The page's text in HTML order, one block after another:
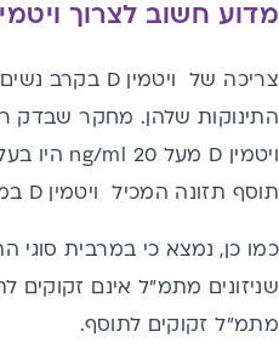
מדוע חשוב לצרוך
תוסף תזונה המכיל ויטמין D במהלך ההיריון, ומצא שהיתה לילדים אלו צפיפות עצם גבוהה.
כמו כן, נמצא כי במרבית
מתמ"ל זקוקים לתוסף.